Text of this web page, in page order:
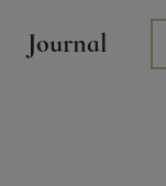
Journal